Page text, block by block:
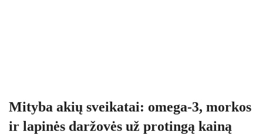
Mityba akių sveikatai: omega-3, morkos
ir lapinės daržovės už protingą kainą